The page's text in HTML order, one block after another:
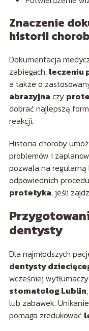
Znaczenie
historii
Dokumentacja
zabiegach, leczeniu
a także o
abrazyjna czy
dobrać najlepszą
reakcji.
Historia choroby
problemów i
pozwala na
odpowiednich
protetyka, jeśli
dentysty
Dla najmłodszych
dentysty
wcześniej
stomatolog Lublin
lub zabawek.
pomaga zredukować